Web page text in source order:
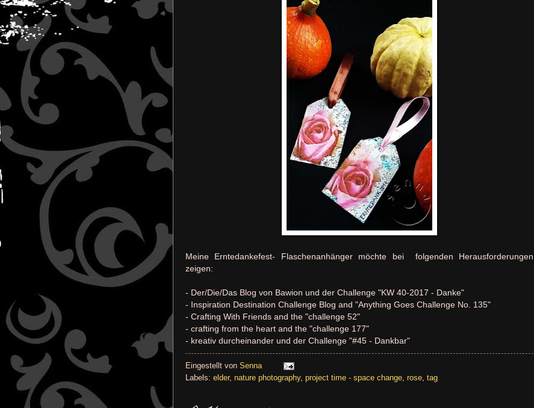
Meine Erntedankefest- Flaschenanhänger möchte bei folgenden Herausforderungen
zeigen:
- Der/Die/Das Blog von Bawion und der Challenge "KW 40-2017 - Danke"
- Inspiration Destination Challenge Blog and "Anything Goes Challenge No. 135"
- Crafting With Friends and the "challenge 52"
- crafting from the heart and the "challenge 177"
- kreativ durcheinander und der Challenge "#45 - Dankbar"
Eingestellt von Senna
Labels: elder, nature photography, project time - space change rose tag